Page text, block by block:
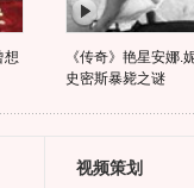
想
《传奇》艳星安娜.
史密斯暴毙之谜
视频策划